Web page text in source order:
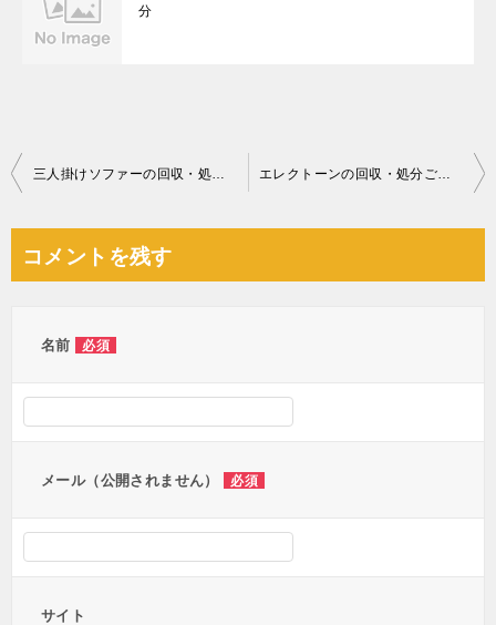
分
投
ビ
コメントを残す
名前 必須
メール（公開されません） 必須
サイト